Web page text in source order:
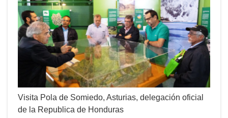
Visita Pola de Somiedo, Asturias, delegación oficial
de la Republica de Honduras